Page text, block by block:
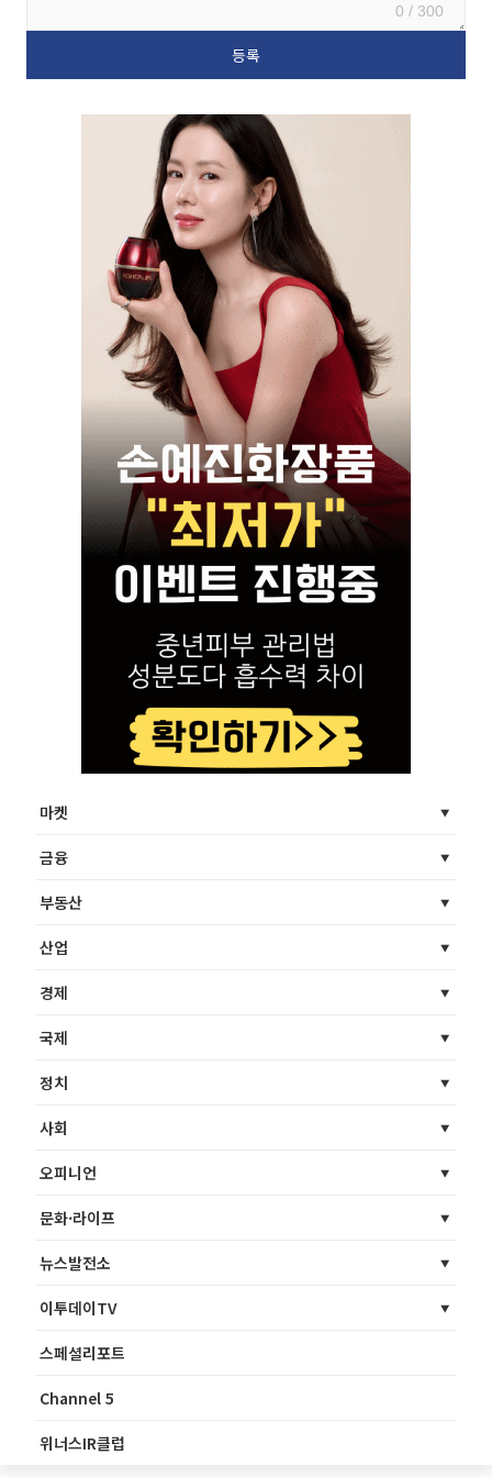
0 / 300
마켓
금융
부동산
산업
경제
국제
정치
사회
오피니언
문화·라이프
뉴스발전소
이투데이TV
스페셜리포트
Channel 5
위너스IR클럽